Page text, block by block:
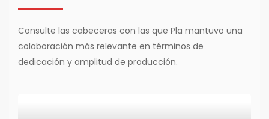
Consulte las cabeceras con las que Pla mantuvo una
colaboración más relevante en términos de
dedicación y amplitud de producción.